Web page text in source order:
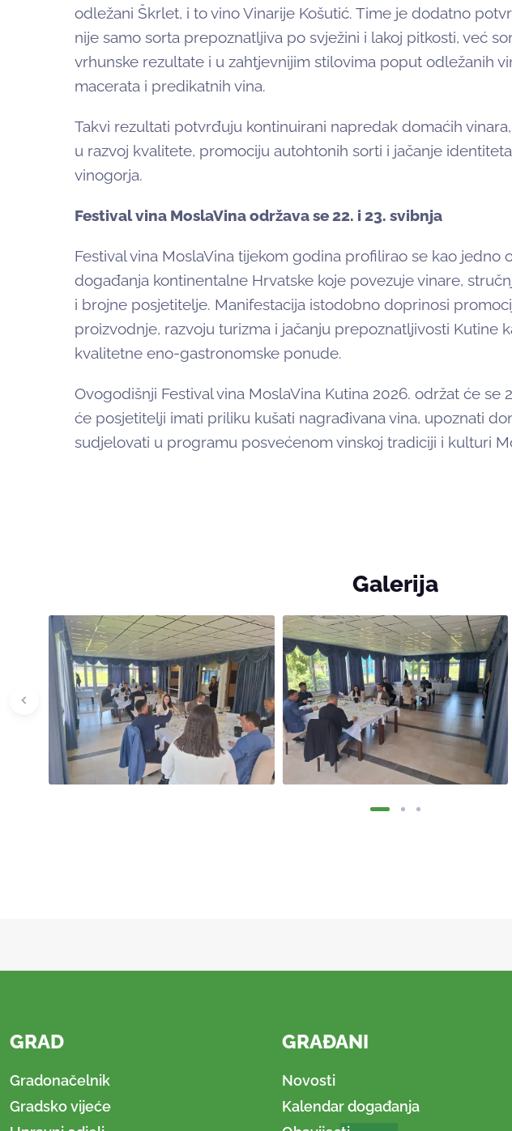
odležani Škrlet, i to vino Vinarije Košutić. Time je dodatno
nije samo sorta prepoznatljiva po svježini i lakoj pitkosti, već
vrhunske rezultate i u zahtjevnijim stilovima poput odležanih
macerata i predikatnih vina.
Takvi rezultati potvrđuju kontinuirani napredak domaćih
u razvoj kvalitete, promociju autohtonih sorti i jačanje
vinogorja.
Festival vina MoslaVina održava se 22. i 23. svibnja
Festival vina MoslaVina tijekom godina profilirao se kao jedno
događanja kontinentalne Hrvatske koje povezuje vinare,
i brojne posjetitelje. Manifestacija istodobno doprinosi
proizvodnje, razvoju turizma i jačanju prepoznatljivosti Kutine
kvalitetne eno-gastronomske ponude.
Ovogodišnji Festival vina MoslaVina Kutina 2026. održat će se
će posjetitelji imati priliku kušati nagrađivana vina, upoznati
sudjelovati u programu posvećenom vinskoj tradiciji i kulturi
Galerija
GRAD
Gradonačelnik
Gradsko vijeće
GRAĐANI
Novosti
Kalendar događanja